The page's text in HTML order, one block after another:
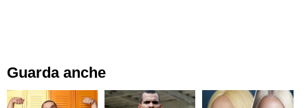
Guarda anche